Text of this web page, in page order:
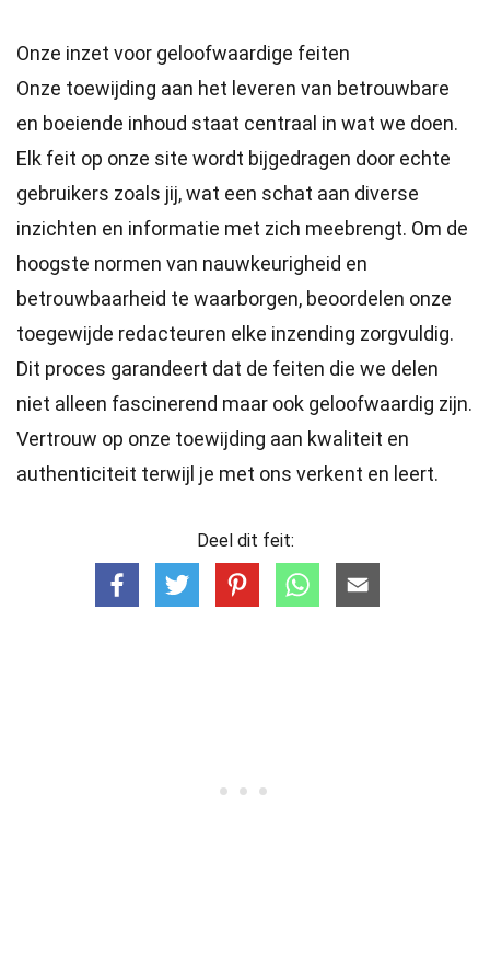
Onze inzet voor geloofwaardige feiten
Onze toewijding aan het leveren van betrouwbare
en boeiende inhoud staat centraal in wat we doen.
Elk feit op onze site wordt bijgedragen door echte
gebruikers zoals jij, wat een schat aan diverse
inzichten en informatie met zich meebrengt. Om de
hoogste normen van nauwkeurigheid en
betrouwbaarheid te waarborgen, beoordelen onze
toegewijde redacteuren elke inzending zorgvuldig.
Dit proces garandeert dat de feiten die we delen
niet alleen fascinerend maar ook geloofwaardig zijn.
Vertrouw op onze toewijding aan kwaliteit en
authenticiteit terwijl je met ons verkent en leert.
Deel dit feit: